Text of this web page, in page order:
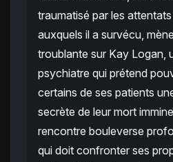
traumatisé par les
auxquels il a survécu,
troublante sur Kay Logan,
psychiatre qui prétend
certains de ses patients
secrète de leur mort
rencontre bouleverse
qui doit confronter ses